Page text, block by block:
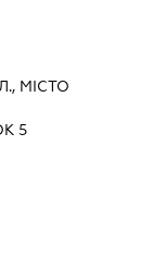
МІСТО
5